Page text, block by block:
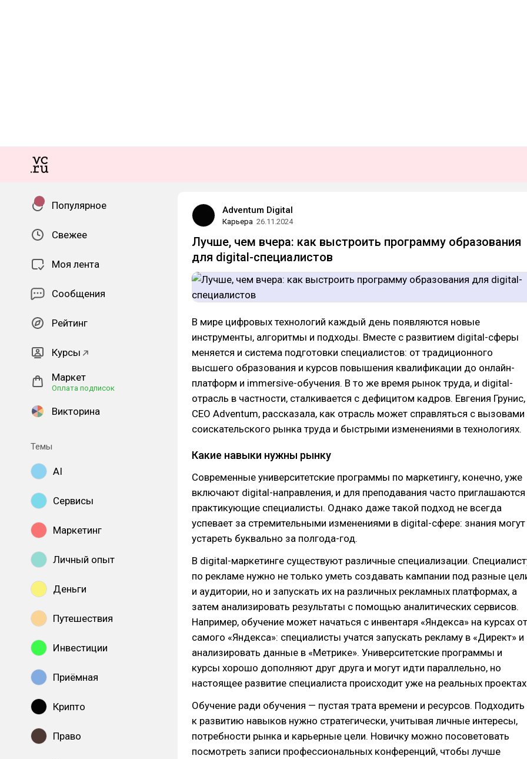
Популярное
Свежее
Моя лента
Сообщения
Рейтинг
Курсы
Маркет
Оплата подписок
Викторина
Темы
AI
Сервисы
Маркетинг
Личный опыт
Деньги
Путешествия
Инвестиции
Приёмная
Крипто
Право
Adventum Digital
Карьера 26.11.2024
Лучше, чем вчера: как выстроить программу образования
для digital-специалистов
В мире цифровых технологий каждый день появляются новые
инструменты, алгоритмы и подходы. Вместе с развитием digital-сферы
меняется и система подготовки специалистов: от традиционного
высшего образования и курсов повышения квалификации до онлайн-
платформ и immersive-обучения. В то же время рынок труда, и digital-
отрасль в частности, сталкивается с дефицитом кадров. Евгения Грунис,
СЕО Adventum, рассказала, как отрасль может справляться с вызовами
соискательского рынка труда и быстрыми изменениями в технологиях.
Какие навыки нужны рынку
Современные университетские программы по маркетингу, конечно, уже
включают digital-направления, и для преподавания часто приглашаются
практикующие специалисты. Однако даже такой подход не всегда
успевает за стремительными изменениями в digital-сфере: знания могут
устареть буквально за полгода-год.
В digital-маркетинге существуют различные специализации.
по рекламе нужно не только уметь создавать кампании под разные
и аудитории, но и запускать их на различных рекламных платформах, а
затем анализировать результаты с помощью аналитических сервисов.
Например, обучение может начаться с инвентаря «Яндекса» на курсах от
самого «Яндекса»: специалисты учатся запускать рекламу в «Директ» и
анализировать данные в «Метрике». Университетские программы и
курсы хорошо дополняют друг друга и могут идти параллельно, но
настоящее развитие специалиста происходит уже на реальных
Обучение ради обучения — пустая трата времени и ресурсов. Подходить
к развитию навыков нужно стратегически, учитывая личные интересы,
потребности рынка и карьерные цели. Новичку можно посоветовать
посмотреть записи профессиональных конференций, чтобы лучше